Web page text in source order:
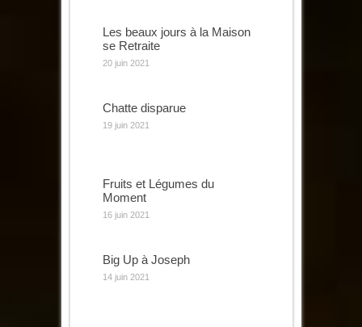
Les beaux jours à la Maison
se Retraite
20 juin 2021
Chatte disparue
19 juin 2021
Fruits et Légumes du
Moment
16 juin 2021
Big Up à Joseph
14 juin 2021